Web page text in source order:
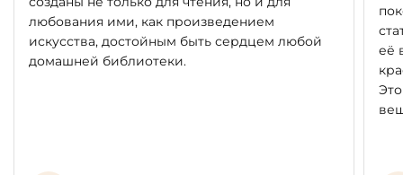
любования ими, как произведением
искусства, достойным быть сердцем любой
домашней библиотеки.
её